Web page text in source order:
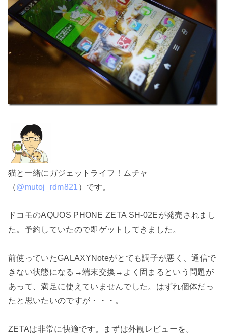
猫と一緒にガジェットライフ！ムチャ
（@mutoj_rdm821 ）です。
ドコモのAQUOS PHONE ZETA SH-02Eが発売されまし
た。予約していたので即ゲットしてきました。
前使っていたGALAXYNoteがとても調子が悪く、通信で
きない状態になる→端末交換→よく固まるという問題が
あって、満足に使えていませんでした。はずれ個体だっ
たと思いたいのですが・・・。
ZETAは非常に快適です。まずは外観レビューを。